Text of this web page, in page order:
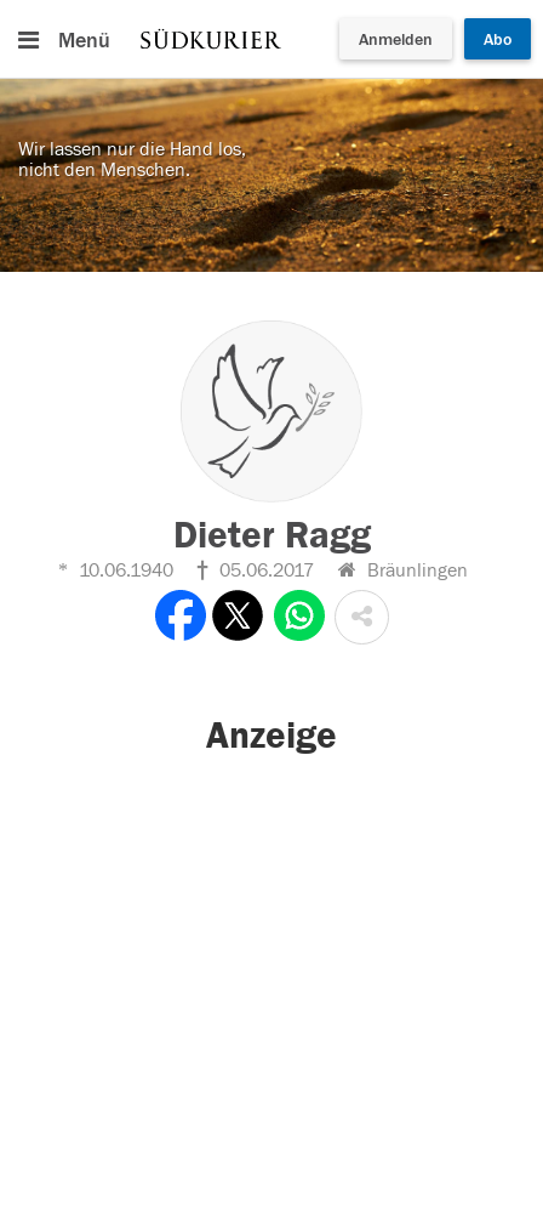
Menü Anmelden Abo
Wir lassen nur die Hand los,
nicht den Menschen.
Dieter Ragg
10.06.1940 05.06.2017 Bräunlingen
Anzeige